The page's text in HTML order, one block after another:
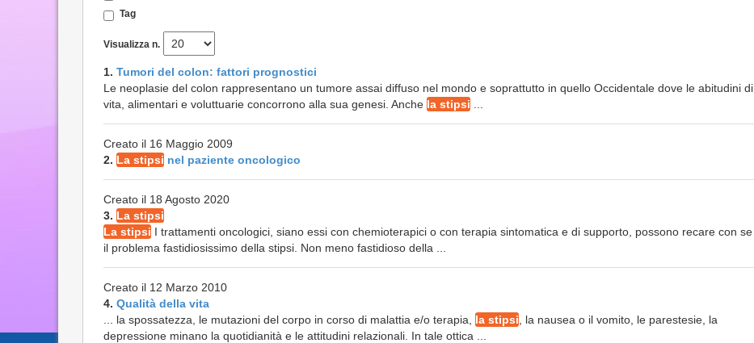
Tag
Visualizza n.
1. Tumori del colon: fattori prognostici
Le neoplasie del colon rappresentano un tumore assai diffuso nel mondo e soprattutto in quello Occidentale dove le abitudini di
vita, alimentari e voluttuarie concorrono alla sua genesi. Anche la stipsi
Creato il 16 Maggio 2009
2. La stipsi nel paziente oncologico
Creato il 18 Agosto 2020
3. La stipsi
La stipsi I trattamenti oncologici, siano essi con chemioterapici o con terapia sintomatica e di supporto, possono recare con se
il problema fastidiosissimo della stipsi. Non meno fastidioso della ...
Creato il 12 Marzo 2010
4. Qualità della vita
... la spossatezza, le mutazioni del corpo in corso di malattia e/o terapia, la stipsi , la nausea o il vomito, le parestesie, la
depressione minano la quotidianità e le attitudini relazionali. In tale ottica ...